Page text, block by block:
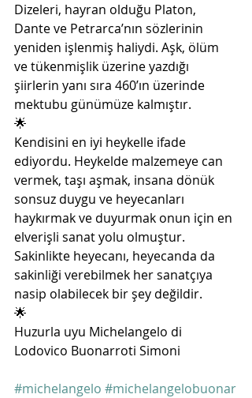
Dizeleri, hayran olduğu Platon,
Dante ve Petrarca’nın sözlerinin
yeniden işlenmiş haliydi. Aşk, ölüm
ve tükenmişlik üzerine yazdığı
şiirlerin yanı sıra 460’ın üzerinde
mektubu günümüze kalmıştır.
🌟
Kendisini en iyi heykelle ifade
ediyordu. Heykelde malzemeye can
vermek, taşı aşmak, insana dönük
sonsuz duygu ve heyecanları
haykırmak ve duyurmak onun için en
elverişli sanat yolu olmuştur.
Sakinlikte heyecanı, heyecanda da
sakinliği verebilmek her sanatçıya
nasip olabilecek bir şey değildir.
🌟
Huzurla uyu Michelangelo di
Lodovico Buonarroti Simoni
#michelangelo #michelangelobuonar